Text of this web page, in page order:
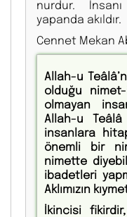
nurdur.
yapanda akıldır.
Cennet Mekan
Allah-u
olduğu
olmayan
Allah-u
insanlara
önemli bir
nimette
ibadetleri
Aklımızın
İkincisi